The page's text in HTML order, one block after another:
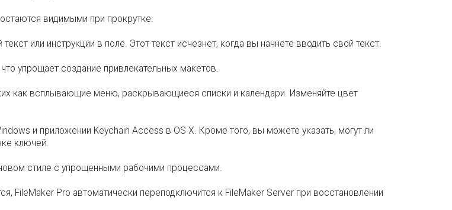
видимыми при прокрутке.
или инструкции в поле. Этот текст исчезнет, когда вы начнете вводить свой текст.
упрощает создание привлекательных макетов.
как всплывающие меню, раскрывающиеся списки и календари. Изменяйте цвет
и приложении Keychain Access в OS X. Кроме того, вы можете указать, могут ли
ключей.
стиле с упрощенными рабочими процессами.
FileMaker Pro автоматически переподключится к FileMaker Server при восстановлении